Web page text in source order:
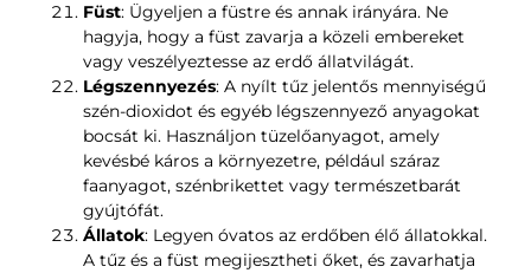
Füst: Ügyeljen a füstre és annak irányára. Ne
hagyja, hogy a füst zavarja a közeli embereket
vagy veszélyeztesse az erdő állatvilágát.
Légszennyezés: A nyílt tűz jelentős mennyiségű
szén-dioxidot és egyéb légszennyező anyagokat
bocsát ki. Használjon tüzelőanyagot, amely
kevésbé káros a környezetre, például száraz
faanyagot, szénbrikettet vagy természetbarát
gyújtófát.
Állatok: Legyen óvatos az erdőben élő állatokkal.
A tűz és a füst megijesztheti őket, és zavarhatja